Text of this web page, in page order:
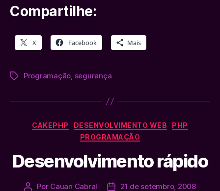
Compartilhe:
X Facebook Mais
TagsProgramação, segurança
Categorias
CAKEPHP DESENVOLVIMENTO WEB
PHP
PROGRAMAÇÃO
Desenvolvimento rápido
Autor
Por Cauan Cabral
Data21 de setembro, 2008